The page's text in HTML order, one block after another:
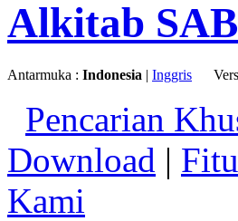
Alkitab
Antarmuka : Indonesia | Inggris
Pencarian
Download |
Kami